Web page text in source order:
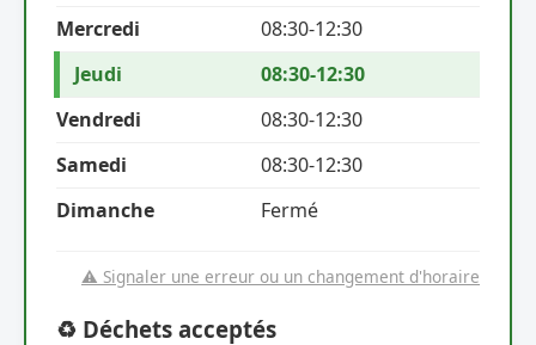
Mercredi
08:30-12:30
Jeudi
08:30-12:30
Vendredi
08:30-12:30
Samedi
08:30-12:30
Dimanche
Fermé
⚠️ Signaler une erreur ou un changement d'horaire
♻️ Déchets acceptés